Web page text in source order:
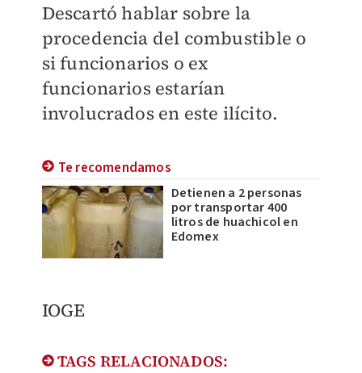
Descartó hablar sobre la
procedencia del combustible o
si funcionarios o ex
funcionarios estarían
involucrados en este ilícito.
Te recomendamos
Detienen a 2 personas
por transportar 400
litros de huachicol en
Edomex
IOGE
TAGS RELACIONADOS: